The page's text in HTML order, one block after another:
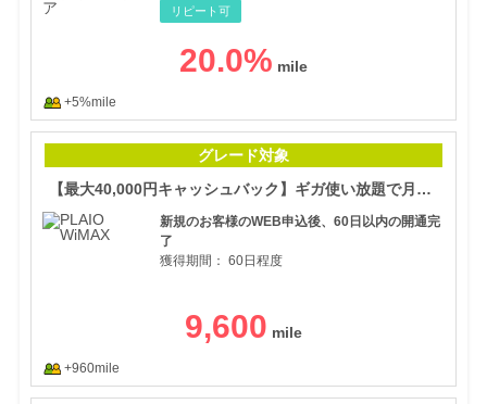
リピート可
20.0%
+5%mile
グレード対象
【最大40,000円キャッシュバック】ギガ使い放題で月額1,298円から『PLAIO WiMAX（プライオワイマックス）』
新規のお客様のWEB申込後、60日以内の開通完
了
獲得期間： 60日程度
9,600
+960mile